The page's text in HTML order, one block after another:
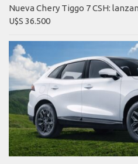
Nueva Chery Tiggo 7 CSH:
U$S 36.500